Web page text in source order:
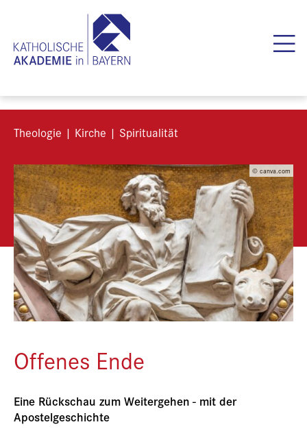
Theologie | Kirche | Spiritualität
Offenes Ende
Eine Rückschau zum Weitergehen - mit der
Apostelgeschichte
© canva.com